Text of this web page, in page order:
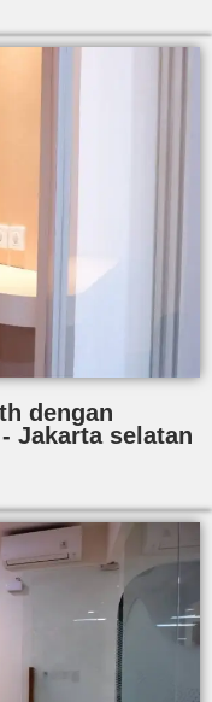
dengan
Jakarta selatan